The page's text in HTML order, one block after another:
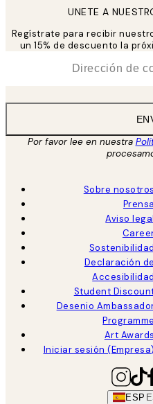
UNETE A
Regístrate para recibir
un 15% de descuento la
Por favor lee en nuestra
Sobre nosotros
Prensa
Aviso legal
Sostenibilidad
Declaración de
Accesibilidad
Student
Desenio
Programme
Art Awards
Iniciar sesión (Empresa)
ESP